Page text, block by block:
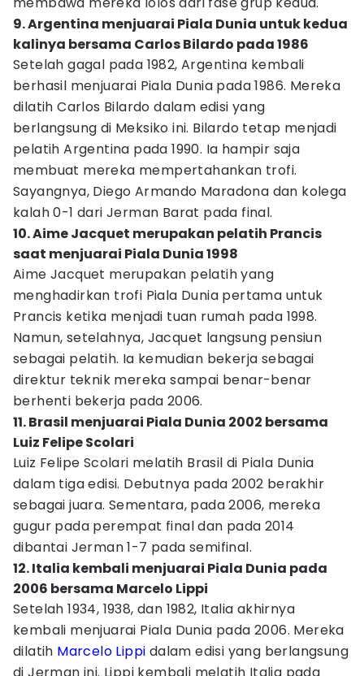
9. Argentina menjuarai Piala Dunia untuk kedua
kalinya bersama Carlos Bilardo pada 1986
Setelah gagal pada 1982, Argentina kembali
berhasil menjuarai Piala Dunia pada 1986. Mereka
dilatih Carlos Bilardo dalam edisi yang
berlangsung di Meksiko ini. Bilardo tetap menjadi
pelatih Argentina pada 1990. Ia hampir saja
membuat mereka mempertahankan trofi.
Sayangnya, Diego Armando Maradona dan kolega
kalah 0-1 dari Jerman Barat pada final.
10. Aime Jacquet merupakan pelatih Prancis
saat menjuarai Piala Dunia 1998
Aime Jacquet merupakan pelatih yang
menghadirkan trofi Piala Dunia pertama untuk
Prancis ketika menjadi tuan rumah pada 1998.
Namun, setelahnya, Jacquet langsung pensiun
sebagai pelatih. Ia kemudian bekerja sebagai
direktur teknik mereka sampai benar-benar
berhenti bekerja pada 2006.
11. Brasil menjuarai Piala Dunia 2002 bersama
Luiz Felipe Scolari
Luiz Felipe Scolari melatih Brasil di Piala Dunia
dalam tiga edisi. Debutnya pada 2002 berakhir
sebagai juara. Sementara, pada 2006, mereka
gugur pada perempat final dan pada 2014
dibantai Jerman 1-7 pada semifinal.
12. Italia kembali menjuarai Piala Dunia pada
2006 bersama Marcelo Lippi
Setelah 1934, 1938, dan 1982, Italia akhirnya
kembali menjuarai Piala Dunia pada 2006. Mereka
dilatih Marcelo Lippi dalam edisi yang berlangsung